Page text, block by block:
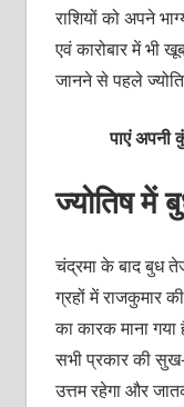
राशियों को अपने
एवं कारोबार में भी
जानने से पहले
पाएं
ज्‍योतिष में
चंद्रमा के बाद बुध
ग्रहों में राजकुमार
का कारक माना
सभी प्रकार की
उत्तम रहेगा और